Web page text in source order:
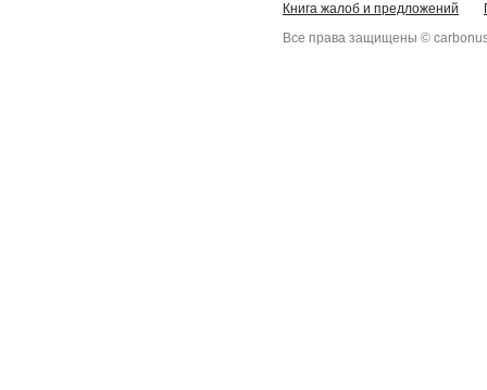
Книга жалоб и предложений
Все права защищены ©